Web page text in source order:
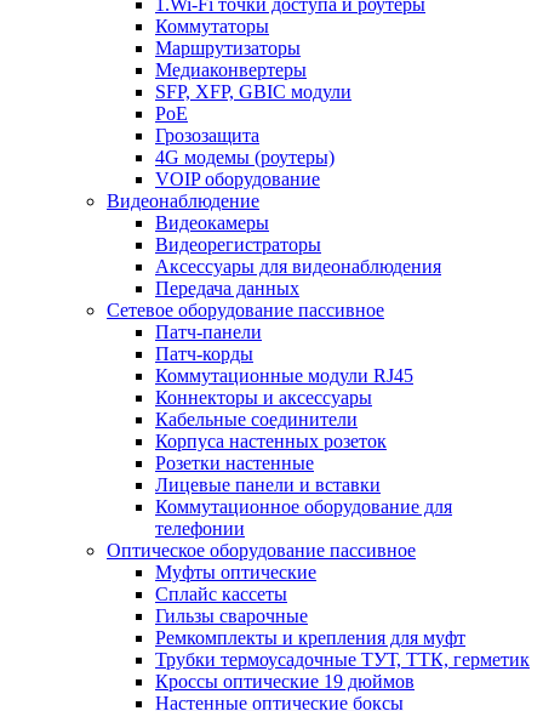
1.Wi-Fi точки доступа и роутеры
Коммутаторы
Маршрутизаторы
Медиаконвертеры
SFP, XFP, GBIC модули
PoE
Грозозащита
4G модемы (роутеры)
VOIP оборудование
Видеонаблюдение
Видеокамеры
Видеорегистраторы
Аксессуары для видеонаблюдения
Передача данных
Сетевое оборудование пассивное
Патч-панели
Патч-корды
Коммутационные модули RJ45
Коннекторы и аксессуары
Кабельные соединители
Корпуса настенных розеток
Розетки настенные
Лицевые панели и вставки
Коммутационное оборудование для
телефонии
Оптическое оборудование пассивное
Муфты оптические
Сплайс кассеты
Гильзы сварочные
Ремкомплекты и крепления для муфт
Трубки термоусадочные ТУТ, ТТК, герметик
Кроссы оптические 19 дюймов
Настенные оптические боксы